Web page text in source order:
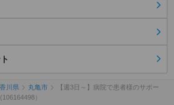
香川県 丸亀市
【週3日～】病院で患者様のサポー
）